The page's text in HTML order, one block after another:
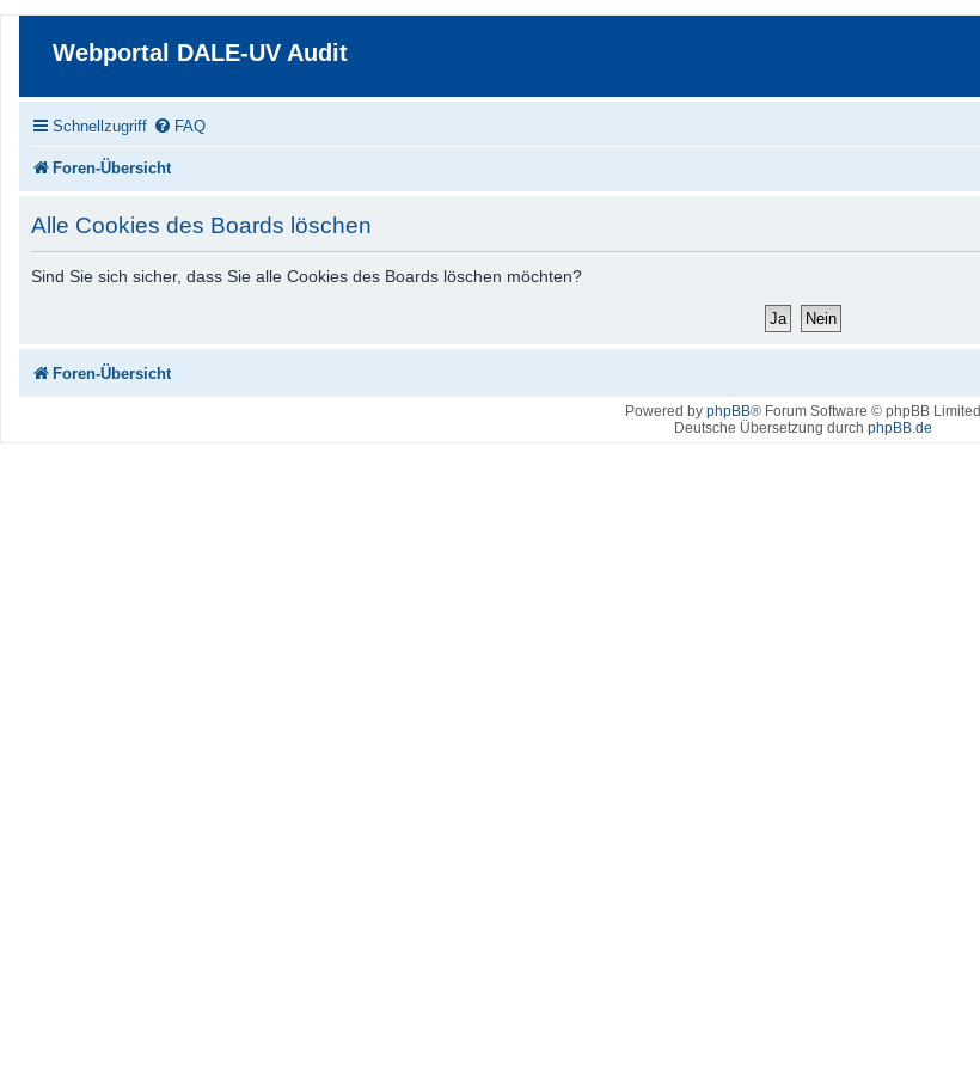
Webportal DALE-UV Audit
Schnellzugriff FAQ
Foren-Übersicht
Alle Cookies des Boards löschen
Sind Sie sich sicher, dass Sie alle Cookies des Boards löschen möchten?
Foren-Übersicht
Powered by phpBB® Forum Software © phpBB Limited
Deutsche Übersetzung durch phpBB.de